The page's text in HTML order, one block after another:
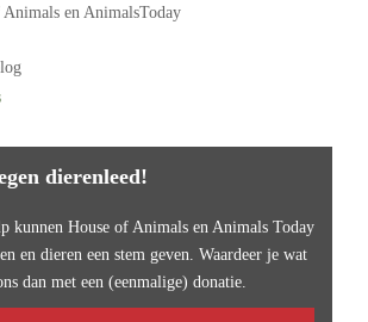
Animals en AnimalsToday
dierenleed!
kunnen House of Animals en Animals Today
en dieren een stem geven. Waardeer je wat
dan met een (eenmalige) donatie.